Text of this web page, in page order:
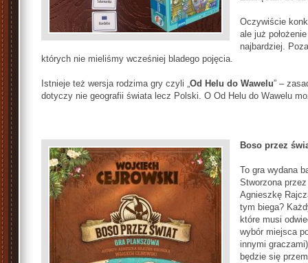
Oczywiście
ale już
najbardziej.
których nie mieliśmy wcześniej bladego pojęcia.
Istnieje też wersja rodzima gry czyli „Od Helu do Wawelu” –
dotyczy nie geografii świata lecz Polski. O Od Helu do Wawelu
Boso przez
To gra wydana
Stworzona
Agnieszkę
tym biega?
które musi
wybór miejsca
innymi
będzie się